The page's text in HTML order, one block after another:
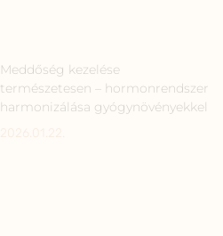
Meddőség kezelése
természetesen – hormonrendszer
harmonizálása gyógynövényekkel